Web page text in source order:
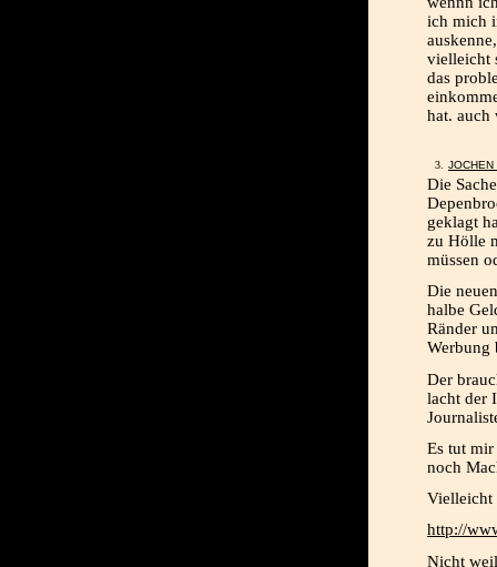
ich mich
vielleicht
das
hat. auch
JOCHEN
Die
geklagt
zu Hölle
müssen
Die
halbe
Ränder
Werbung
Der
lacht der
Es tut
noch
Vielleicht
http://
Nicht